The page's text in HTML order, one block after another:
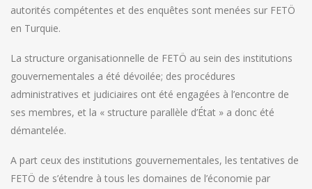
autorités compétentes et des enquêtes sont menées sur FETÖ
en Turquie.
La structure organisationnelle de FETÖ au sein des institutions
gouvernementales a été dévoilée; des procédures
administratives et judiciaires ont été engagées à l’encontre de
ses membres, et la « structure parallèle d’État » a donc été
démantelée.
A part ceux des institutions gouvernementales, les tentatives de
FETÖ de s’étendre à tous les domaines de l’économie par